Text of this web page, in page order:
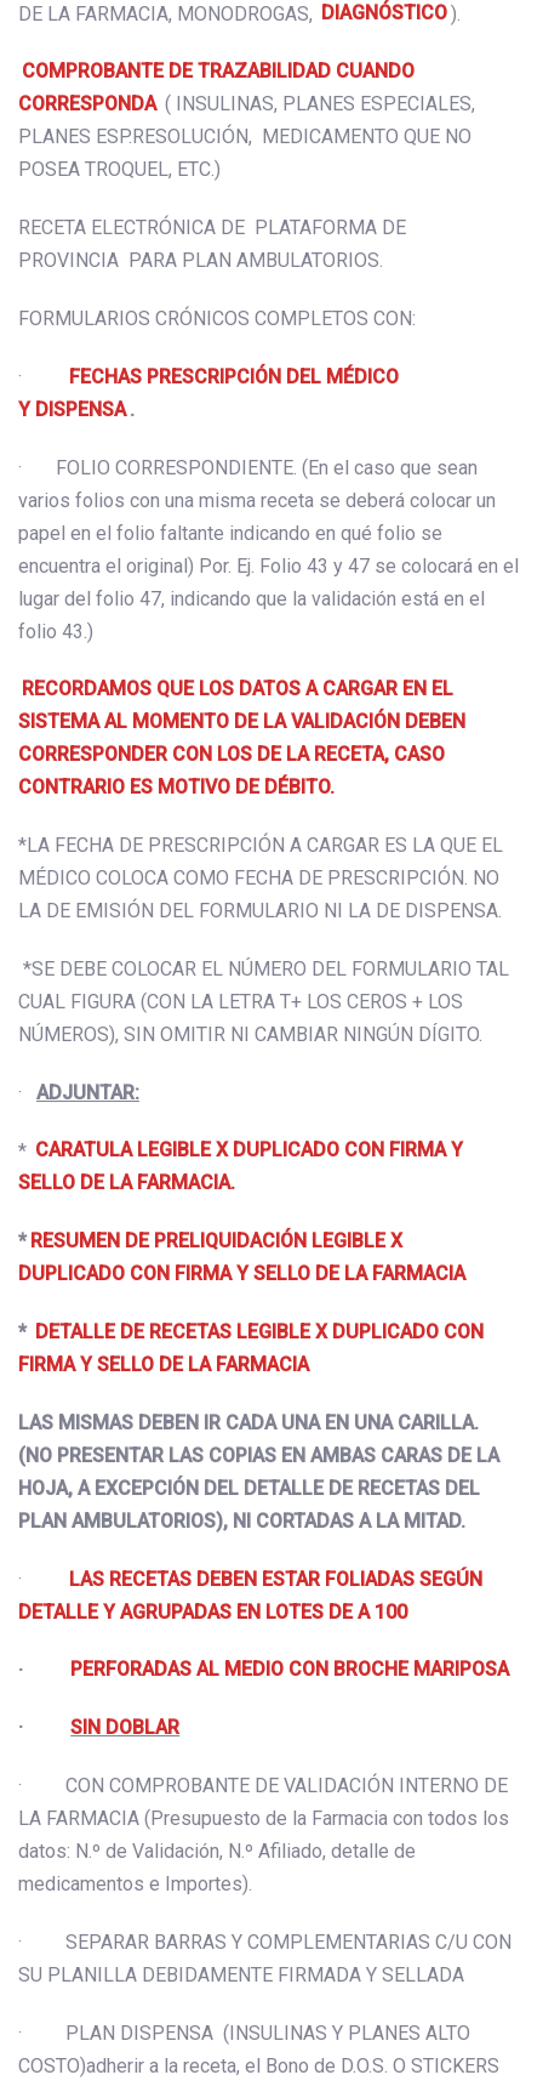
DE LA FARMACIA, MONODROGAS, DIAGNÓSTICO).
COMPROBANTE DE TRAZABILIDAD CUANDO
CORRESPONDA ( INSULINAS, PLANES ESPECIALES,
PLANES ESP.RESOLUCIÓN, MEDICAMENTO QUE NO
POSEA TROQUEL, ETC.)
RECETA ELECTRÓNICA DE PLATAFORMA DE
PROVINCIA PARA PLAN AMBULATORIOS.
FORMULARIOS CRÓNICOS COMPLETOS CON:
·
FECHAS PRESCRIPCIÓN DEL MÉDICO
Y DISPENSA .
· FOLIO CORRESPONDIENTE. (En el caso que sean
varios folios con una misma receta se deberá colocar un
papel en el folio faltante indicando en qué folio se
encuentra el original) Por. Ej. Folio 43 y 47 se colocará en el
lugar del folio 47, indicando que la validación está en el
folio 43.)
RECORDAMOS QUE LOS DATOS A CARGAR EN EL
SISTEMA AL MOMENTO DE LA VALIDACIÓN DEBEN
CORRESPONDER CON LOS DE LA RECETA, CASO
CONTRARIO ES MOTIVO DE DÉBITO.
*LA FECHA DE PRESCRIPCIÓN A CARGAR ES LA QUE EL
MÉDICO COLOCA COMO FECHA DE PRESCRIPCIÓN. NO
LA DE EMISIÓN DEL FORMULARIO NI LA DE DISPENSA.
*SE DEBE COLOCAR EL NÚMERO DEL FORMULARIO TAL
CUAL FIGURA (CON LA LETRA T+ LOS CEROS + LOS
NÚMEROS), SIN OMITIR NI CAMBIAR NINGÚN DÍGITO.
· ADJUNTAR:
* CARATULA LEGIBLE X DUPLICADO CON FIRMA Y
SELLO DE LA FARMACIA.
* RESUMEN DE PRELIQUIDACIÓN LEGIBLE X
DUPLICADO CON FIRMA Y SELLO DE LA FARMACIA
* DETALLE DE RECETAS LEGIBLE X DUPLICADO CON
FIRMA Y SELLO DE LA FARMACIA
LAS MISMAS DEBEN IR CADA UNA EN UNA CARILLA.
(NO PRESENTAR LAS COPIAS EN AMBAS CARAS DE LA
HOJA, A EXCEPCIÓN DEL DETALLE DE RECETAS DEL
PLAN AMBULATORIOS), NI CORTADAS A LA MITAD.
·
LAS RECETAS DEBEN ESTAR FOLIADAS SEGÚN
DETALLE Y AGRUPADAS EN LOTES DE A 100
· PERFORADAS AL MEDIO CON BROCHE MARIPOSA
· SIN DOBLAR
· CON COMPROBANTE DE VALIDACIÓN INTERNO DE
LA FARMACIA (Presupuesto de la Farmacia con todos los
datos: N.º de Validación, N.º Afiliado, detalle de
medicamentos e Importes).
· SEPARAR BARRAS Y COMPLEMENTARIAS C/U CON
SU PLANILLA DEBIDAMENTE FIRMADA Y SELLADA
· PLAN DISPENSA (INSULINAS Y PLANES ALTO
COSTO)adherir a la receta, el Bono de D.O.S. O STICKERS